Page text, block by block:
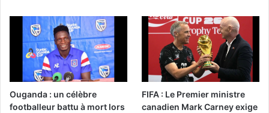
Ouganda : un célèbre
footballeur battu à mort lors
FIFA : Le Premier ministre
canadien Mark Carney exige